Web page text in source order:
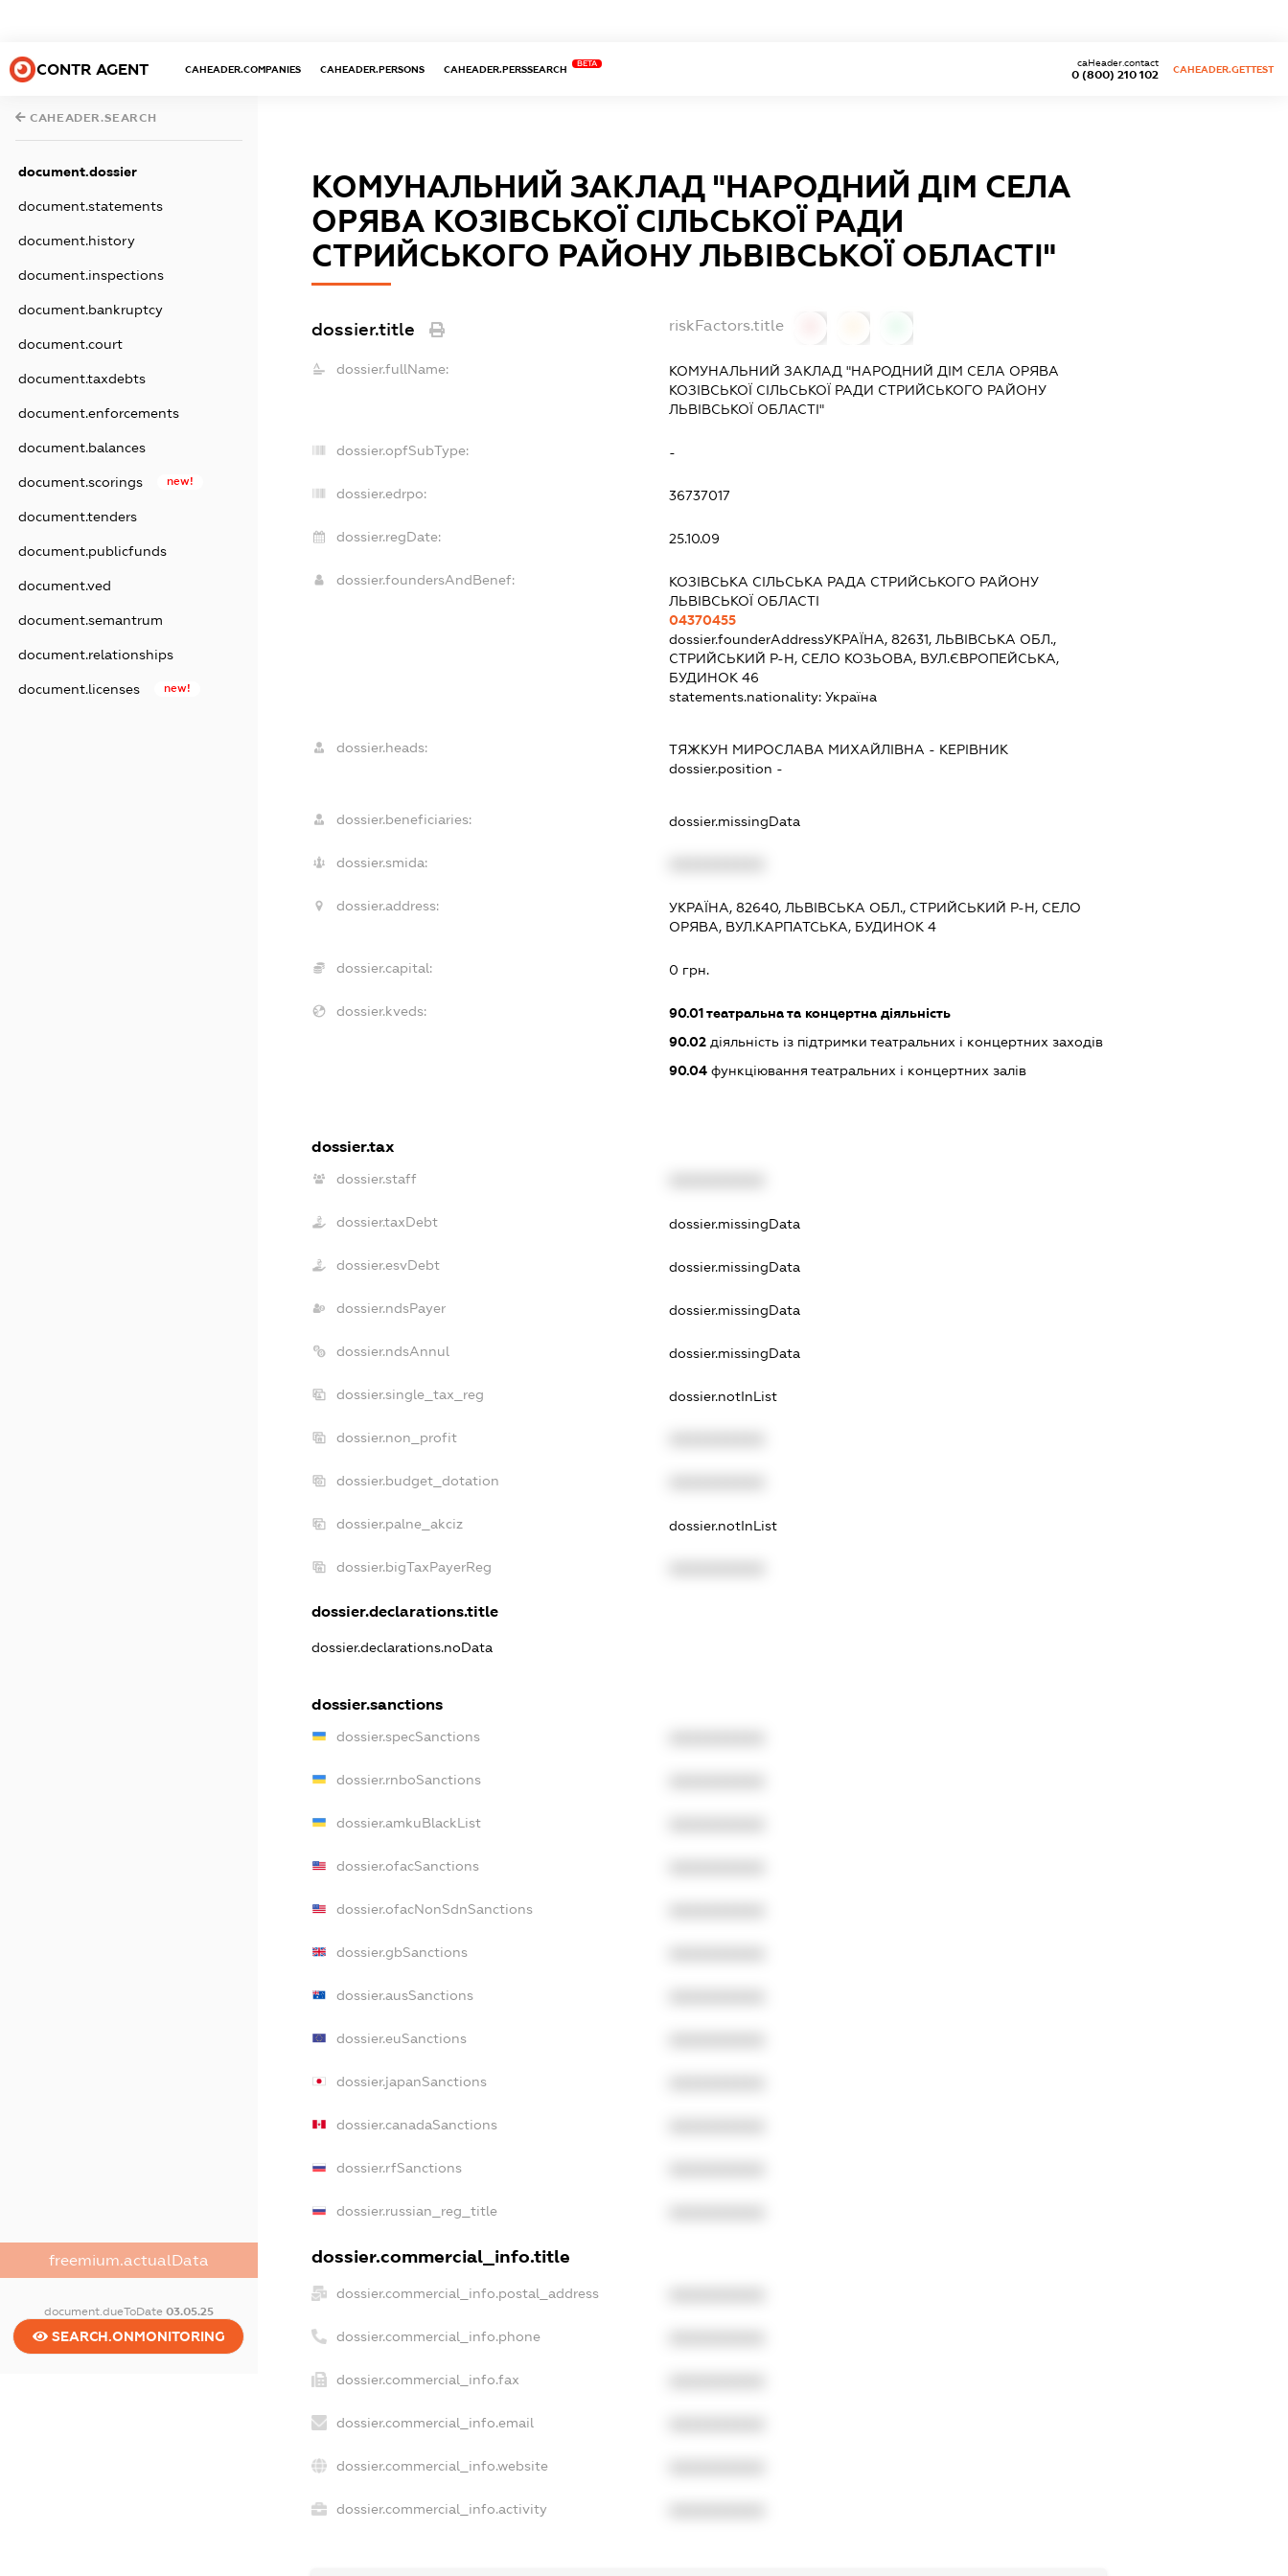
CONTR AGENT CAHEADER.COMPANIES CAHEADER.PERSONS CAHEADER.PERSSEARCH
BETA
0 (800) 210 102
caHeader.contact
CAHEADER.GETTEST
CAHEADER.SEARCH
document.dossier
document.statements
document.history
document.inspections
document.bankruptcy
document.court
document.taxdebts
document.enforcements
document.balances
document.scorings new!
document.tenders
document.publicfunds
document.ved
document.semantrum
document.relationships
document.licenses new!
freemium.actualData
document.dueToDate 03.05.25
SEARCH.ONMONITORING
КОМУНАЛЬНИЙ ЗАКЛАД "НАРОДНИЙ ДІМ СЕЛА
ОРЯВА КОЗІВСЬКОЇ СІЛЬСЬКОЇ РАДИ
СТРИЙСЬКОГО РАЙОНУ ЛЬВІВСЬКОЇ ОБЛАСТІ"
dossier.title riskFactors.title
dossier.fullName:
КОМУНАЛЬНИЙ ЗАКЛАД "НАРОДНИЙ ДІМ СЕЛА ОРЯВА
КОЗІВСЬКОЇ СІЛЬСЬКОЇ РАДИ СТРИЙСЬКОГО РАЙОНУ
ЛЬВІВСЬКОЇ ОБЛАСТІ"
dossier.opfSubType: -
dossier.edrpo: 36737017
dossier.regDate: 25.10.09
dossier.foundersAndBenef:
КОЗІВСЬКА СІЛЬСЬКА РАДА СТРИЙСЬКОГО РАЙОНУ
ЛЬВІВСЬКОЇ ОБЛАСТІ
04370455
dossier.founderAddressУКРАЇНА, 82631, ЛЬВІВСЬКА ОБЛ.,
СТРИЙСЬКИЙ Р-Н, СЕЛО КОЗЬОВА, ВУЛ.ЄВРОПЕЙСЬКА,
БУДИНОК 46
statements.nationality: Україна
dossier.heads: ТЯЖКУН МИРОСЛАВА МИХАЙЛІВНА - КЕРІВНИК
dossier.position -
dossier.beneficiaries: dossier.missingData
dossier.smida:
dossier.address:
УКРАЇНА, 82640, ЛЬВІВСЬКА ОБЛ., СТРИЙСЬКИЙ Р-Н, СЕЛО
ОРЯВА, ВУЛ.КАРПАТСЬКА, БУДИНОК 4
dossier.capital: 0 грн.
dossier.kveds: 90.01театральна та концертна діяльність
90.02діяльність із підтримки театральних і концертних заходів
90.04функціювання театральних і концертних залів
dossier.tax
dossier.staff
dossier.taxDebt dossier.missingData
dossier.esvDebt dossier.missingData
dossier.ndsPayer dossier.missingData
dossier.ndsAnnul dossier.missingData
dossier.single_tax_reg dossier.notInList
dossier.non_profit
dossier.budget_dotation
dossier.palne_akciz dossier.notInList
dossier.bigTaxPayerReg
dossier.declarations.title
dossier.declarations.noData
dossier.sanctions
dossier.specSanctions
dossier.rnboSanctions
dossier.amkuBlackList
dossier.ofacSanctions
dossier.ofacNonSdnSanctions
dossier.gbSanctions
dossier.ausSanctions
dossier.euSanctions
dossier.japanSanctions
dossier.canadaSanctions
dossier.rfSanctions
dossier.russian_reg_title
dossier.commercial_info.title
dossier.commercial_info.postal_address
dossier.commercial_info.phone
dossier.commercial_info.fax
dossier.commercial_info.email
dossier.commercial_info.website
dossier.commercial_info.activity